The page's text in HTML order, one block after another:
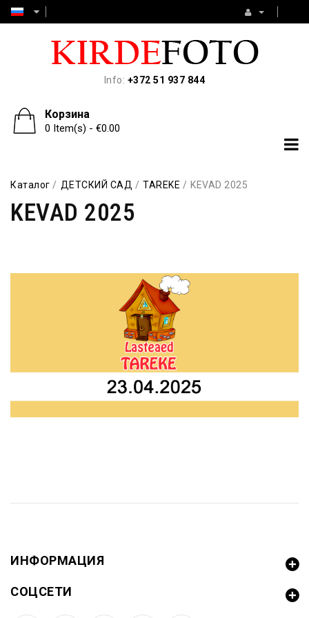
Info: +372 51 937 844
Корзина
0 Item(s) - €0.00
Каталог ДЕТСКИЙ САД TAREKE KEVAD 2025
KEVAD 2025
ИНФОРМАЦИЯ
СОЦСЕТИ